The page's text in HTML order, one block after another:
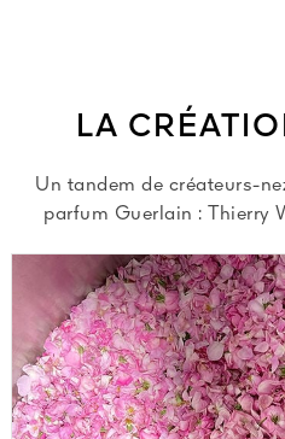
LA
Un tandem de créateurs-
parfum Guerlain : Thierry